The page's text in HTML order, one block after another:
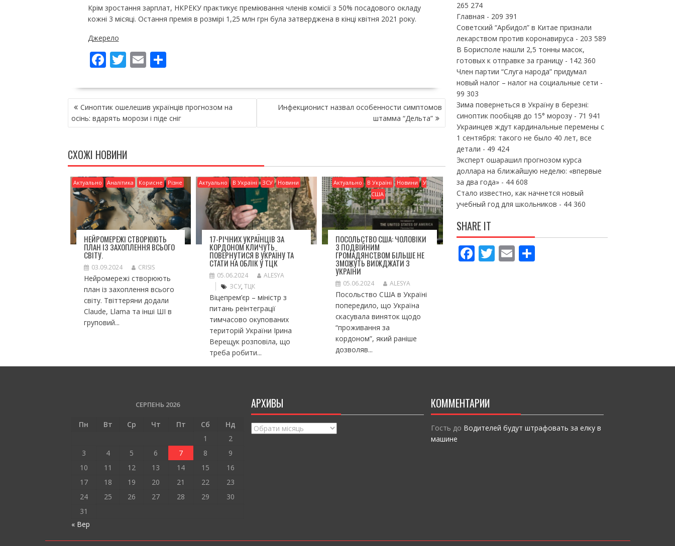
Крім зростання зарплат, НКРЕКУ практикує преміювання членів комісії з 50% посадового окладу
кожні 3 місяці. Остання премія в розмірі 1,25 млн грн була затверджена в кінці квітня 2021 року.
Джерело
F
e
b
o
k
T
itt
er
E
ai
l
П
ді
л
и
ся
НАВІГАЦІЯ
ЗАПИСІВ
Синоптик ошелешив українців прогнозом на
осінь: вдарять морози і піде сніг
Инфекционист назвал особенности симптомов
штамма “Дельта”
СХОЖІ НОВИНИ
Актуально Аналітика Корисне Різне
НЕЙРОМЕРЕЖІ СТВОРЮЮТЬ
ПЛАН ІЗ ЗАХОПЛЕННЯ ВСЬОГО
СВІТУ.
03.09.2024 CRISIS
Нейромережі створюють
план із захоплення всього
світу. Твіттеряни додали
Claude, Llama та інші ШІ в
груповий...
Актуально В Україні ЗСУ Новини
17-РІЧНИХ УКРАЇНЦІВ ЗА
КОРДОНОМ КЛИЧУТЬ
ПОВЕРНУТИСЯ В УКРАЇНУ ТА
СТАТИ НА ОБЛІК У ТЦК
05.06.2024
ALESYA
ЗСУ,ТЦК
Віцепрем’єр – міністр з
питань реінтеграції
тимчасово окупованих
територій України Ірина
Верещук розповіла, що
треба робити...
Актуально В Україні Новини
У
США
ПОСОЛЬСТВО США: ЧОЛОВІКИ
З ПОДВІЙНИМ
ГРОМАДЯНСТВОМ БІЛЬШЕ НЕ
ЗМОЖУТЬ ВИЇЖДЖАТИ З
УКРАЇНИ
05.06.2024 ALESYA
Посольство США в Україні
попередило, що Україна
скасувала виняток щодо
“проживання за
кордоном”, який раніше
дозволяв...
265 274
Главная - 209 391
Советский “Арбидол” в Китае признали
лекарством против коронавируса - 203 589
В Борисполе нашли 2,5 тонны масок,
готовых к отправке за границу- 142 360
Член партии “Слуга народа” придумал
новый налог – налог на социальные сети -
99 303
Зима повернеться в Україну в березні:
синоптик пообіцяв до 15° морозу- 71 941
Украинцев ждут кардинальные перемены с
1 сентября: такого не было 40 лет, все
детали - 49 424
Эксперт ошарашил прогнозом курса
доллара на ближайшую неделю: «впервые
за два года»- 44 608
Стало известно, как начнется новый
учебный год для школьников - 44 360
SHARE IT
F T E П
ся
СЕРПЕНЬ 2026
Пн Вт Ср Чт Пт Сб
Нд
1
2
3
4 5 6 7 8
9
10
11 12 13 14 15
16
17
18 19 20 21 22
23
24
25 26 27 28 29
30
31
« Вер
АРХИВЫ
Архивы
КОММЕНТАРИИ
Гость до Водителей будут штрафовать за елку в
машине